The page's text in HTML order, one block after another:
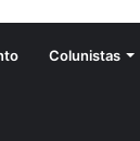
Colunistas